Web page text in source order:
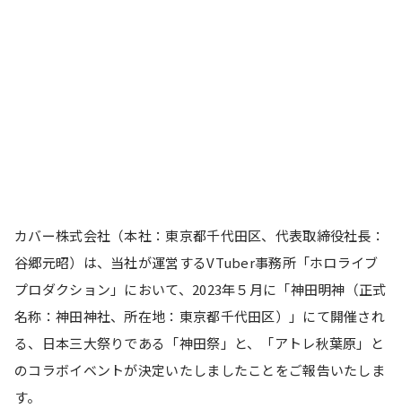
カバー株式会社（本社：東京都千代田区、代表取締役社長：
谷郷元昭）は、当社が運営するVTuber事務所「ホロライブ
プロダクション」において、2023年５月に「神田明神（正式
名称：神田神社、所在地：東京都千代田区）」にて開催され
る、日本三大祭りである「神田祭」と、「アトレ秋葉原」と
のコラボイベントが決定いたしましたことをご報告いたしま
す。